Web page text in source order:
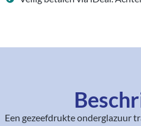
Een gezeefdrukte onderglazuur